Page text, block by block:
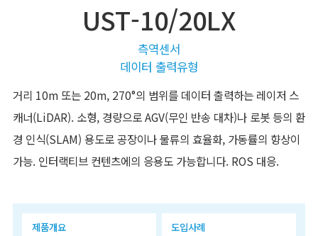
UST-10/20LX
측역센서
데이터 출력유형
거리 10m 또는 20m, 270°의 범위를 데이터 출력하는 레이저 스
캐너(LiDAR). 소형, 경량으로 AGV(무인 반송 대차)나 로봇 등의 환
경 인식(SLAM) 용도로 공장이나 물류의 효율화, 가동률의 향상이
가능. 인터랙티브 컨텐츠에의 응용도 가능합니다. ROS 대응.
제품개요 도입사례